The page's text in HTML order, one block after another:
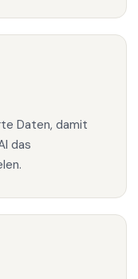
Daten, damit
das